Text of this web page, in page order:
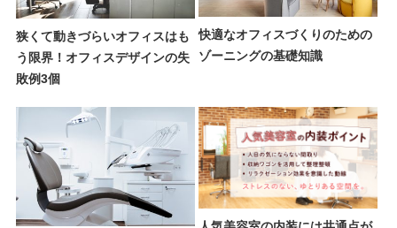
狭くて動きづらいオフィスはも
う限界！オフィスデザインの失
敗例3個
快適なオフィスづくりのための
ゾーニングの基礎知識